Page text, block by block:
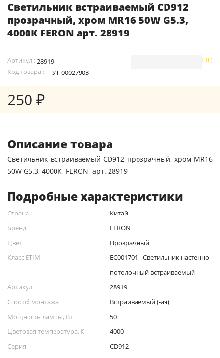
Светильник встраиваемый CD912
прозрачный, хром MR16 50W G5.3,
4000К FERON арт. 28919
Артикул :28919
Код товара :
УТ-00027903
( 0 )
250 ₽
Описание товара
Светильник встраиваемый CD912 прозрачный, хром MR16
50W G5.3, 4000К FERON арт. 28919
Подробные характеристики
Страна
Китай
Бренд
FERON
Цвет
Прозрачный
Класс ETIM
EC001701 - Светильник настенно-
потолочный встраиваемый
Артикул
28919
Способ монтажа
Встраиваемый (-ая)
Мощность лампы, Вт
50
Цветовая температура, К
4000
Серия
CD912